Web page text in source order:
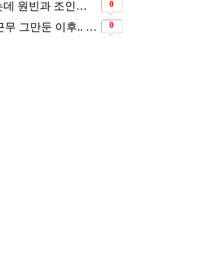
“아이 둘 엄마”였는데 원빈과 조인성의 첫 사랑이었던 배우 0
스튜어디스 19년 근무 그만둔 이후.. 시댁 눈치 보고 있다는 연예인의 아내 0